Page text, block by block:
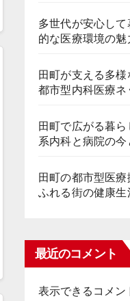
多世代が安心し
的な医療環境の魅
田町が支える多
都市型内科医療ネ
田町で広がる暮
系内科と病院の今
田町の都市型医
ふれる街の健康生
最近のコメント
表示できるコメン